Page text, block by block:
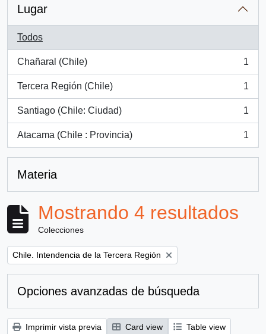
Lugar
Todos
Chañaral (Chile)
, 1 resultados
1
Tercera Región (Chile)
, 1 resultados
1
Santiago (Chile: Ciudad)
, 1 resultados
1
Atacama (Chile : Provincia)
, 1 resultados
1
Materia
Mostrando 4 resultados
Colecciones
Remove filter:
Chile. Intendencia de la Tercera Región
Opciones avanzadas de búsqueda
Imprimir vista previa Card view
Table view